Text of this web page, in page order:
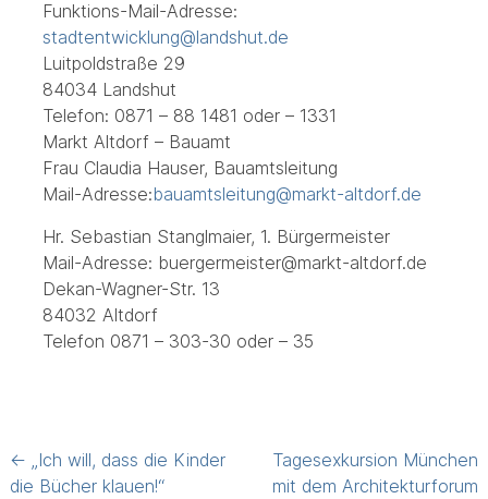
Funktions-Mail-Adresse:
stadtentwicklung@landshut.de
Luitpoldstraße 29
84034 Landshut
Telefon: 0871 – 88 1481 oder – 1331
Markt Altdorf – Bauamt
Frau Claudia Hauser, Bauamtsleitung
Mail-Adresse:bauamtsleitung@markt-altdorf.de
Hr. Sebastian Stanglmaier, 1. Bürgermeister
Mail-Adresse: buergermeister@markt-altdorf.de
Dekan-Wagner-Str. 13
84032 Altdorf
Telefon 0871 – 303-30 oder – 35
Post
navigation
← „Ich will, dass die Kinder
die Bücher klauen!“
Tagesexkursion München
mit dem Architekturforum